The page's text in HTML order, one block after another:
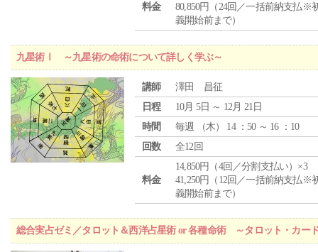
料金
80,850円（24回／一括前納支払※
義開始前まで）
九星術Ⅰ ～九星術の命術について詳しく学ぶ～
講師
澤田 昌征
日程
10月 5日 ～ 12月 21日
時間
毎週 （木） 14 ：50 ～ 16 ：10
回数
全12回
料金
14,850円（4回／分割支払い）×3
41,250円（12回／一括前納支払※
義開始前まで）
総合実占ゼミ／タロット＆西洋占星術 or 各種命術 ～タロット・カー